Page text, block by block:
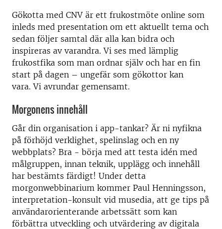
Gökotta med CNV är ett frukostmöte online som
inleds med presentation om ett aktuellt tema och
sedan följer samtal där alla kan bidra och
inspireras av varandra. Vi ses med lämplig
frukostfika som man ordnar själv och har en fin
start på dagen – ungefär som gökottor kan
vara. Vi avrundar gemensamt.
Morgonens innehåll
Går din organisation i app-tankar? Är ni nyfikna
på förhöjd verklighet, spelinslag och en ny
webbplats? Bra - börja med att testa idén med
målgruppen, innan teknik, upplägg och innehåll
har bestämts färdigt! Under detta
morgonwebbinarium kommer Paul Henningsson,
interpretation-konsult vid musedia, att ge tips på
användarorienterande arbetssätt som kan
förbättra utveckling och utvärdering av digitala